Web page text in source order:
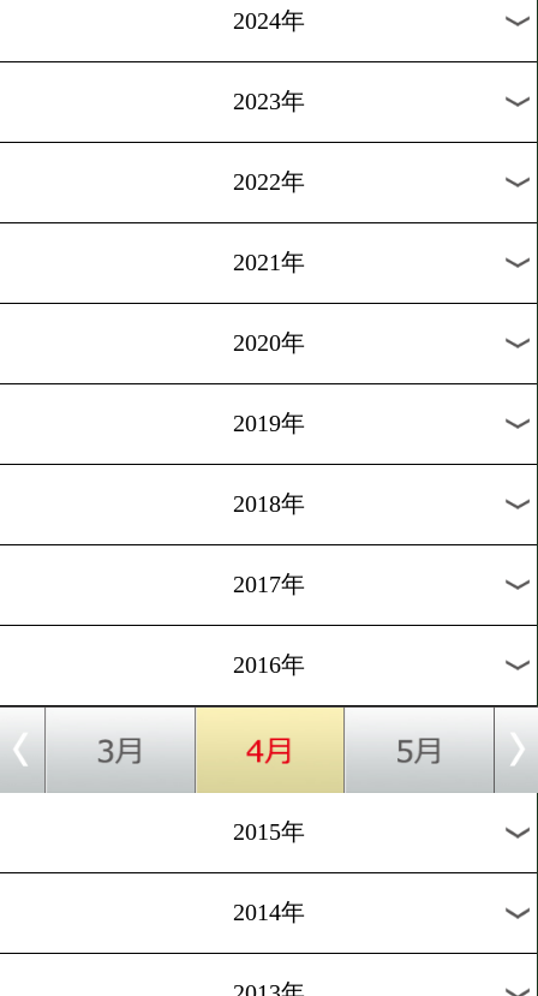
トリプル世界戦計量
1 2 3 4 5 6 7 8 次へ>
過去のニュース
2025年
2024年
2023年
2022年